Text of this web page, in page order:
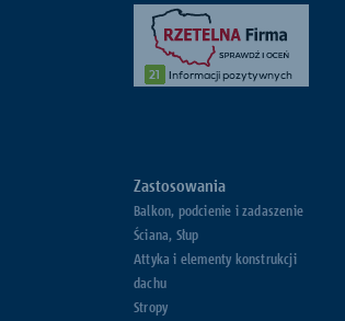
Zastosowania
Balkon, podcienie i zadaszenie
Ściana, Słup
Attyka i elementy konstrukcji
dachu
Stropy